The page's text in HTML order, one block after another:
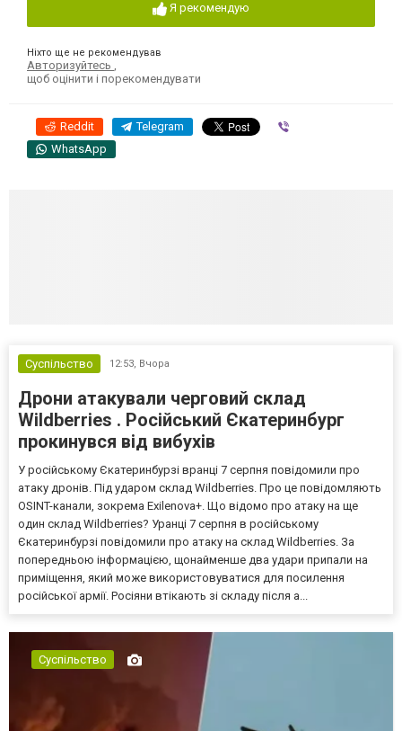
Я рекомендую
Ніхто ще не рекомендував
Авторизуйтесь ,
щоб оцінити і порекомендувати
Reddit Telegram
WhatsApp
Суспільство 12:53, Вчора
Дрони атакували черговий склад
Wildberries . Російський Єкатеринбург
прокинувся від вибухів
У російському Єкатеринбурзі вранці 7 серпня повідомили про
атаку дронів. Під ударом склад Wildberries. Про це повідомляють
OSINT-канали, зокрема Exilenova+. Що відомо про атаку на ще
один склад Wildberries? Уранці 7 серпня в російському
Єкатеринбурзі повідомили про атаку на склад Wildberries. За
попередньою інформацією, щонайменше два удари припали на
приміщення, який може використовуватися для посилення
російської армії. Росіяни втікають зі складу після а...
Суспільство